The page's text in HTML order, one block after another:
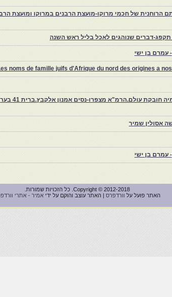
הרוחנית של חכמי מרוקו-מועצת הרבנים במרוקו ומועצת
דברים שנוהגים לאכל בליל ראש השנה
עמרם בן ישי
noms de famille juifs d'Afrique du nord des origines a
צפרו – קהילה יהודית קטנה במרוקו, ויצירת
אסולין שמיר
עמרם בן ישי
Copyright © 2012-2018. כל הזכויות שמורות.
האתר פועל על וורדפרס | האתר עוצב והוקם על ידי אמיר - אתרי